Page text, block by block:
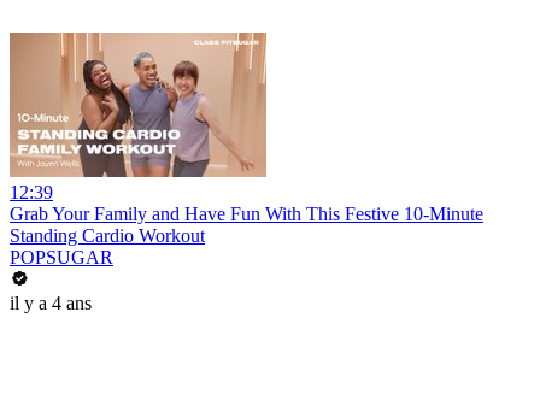
12:39
Grab Your Family and Have Fun With This Festive 10-Minute
Standing Cardio Workout
POPSUGAR
il y a 4 ans